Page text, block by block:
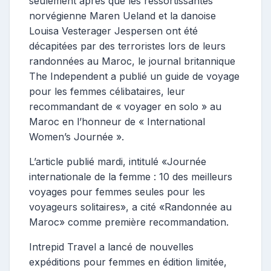
norvégienne Maren Ueland et la danoise
Louisa Vesterager Jespersen ont été
décapitées par des terroristes lors de leurs
randonnées au Maroc, le journal britannique
The Independent a publié un guide de voyage
pour les femmes célibataires, leur
recommandant de « voyager en solo » au
Maroc en l’honneur de « International
Women’s Journée ».
L’article publié mardi, intitulé «Journée
internationale de la femme : 10 des meilleurs
voyages pour femmes seules pour les
voyageurs solitaires», a cité «Randonnée au
Maroc» comme première recommandation.
Intrepid Travel a lancé de nouvelles
expéditions pour femmes en édition limitée,